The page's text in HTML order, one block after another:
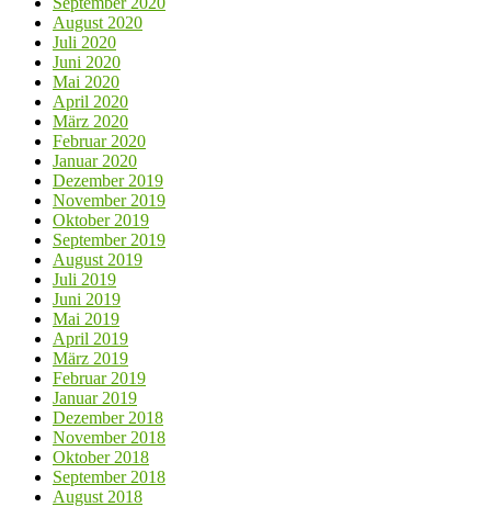
August 2020
Juli 2020
Juni 2020
Mai 2020
April 2020
März 2020
Februar 2020
Januar 2020
Dezember 2019
November 2019
Oktober 2019
September 2019
August 2019
Juli 2019
Juni 2019
Mai 2019
April 2019
März 2019
Februar 2019
Januar 2019
Dezember 2018
November 2018
Oktober 2018
September 2018
August 2018